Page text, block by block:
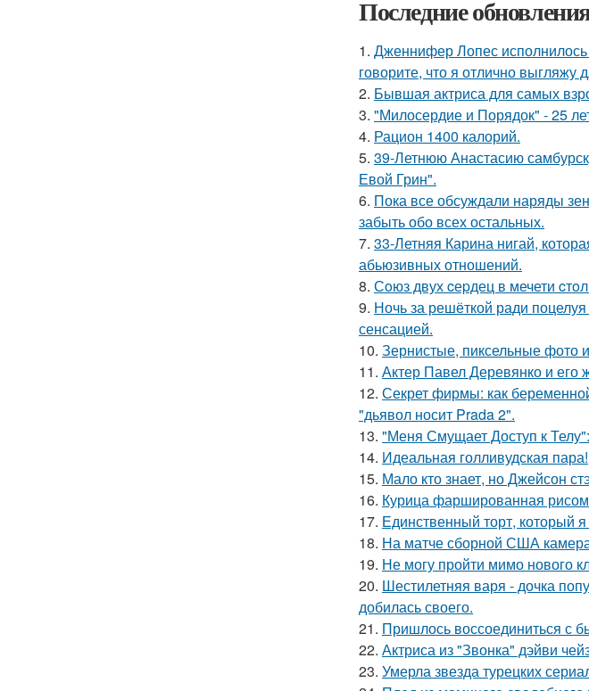
Последние
1. Дженнифер Лопес
говорите, что я отлично выгляжу
2. Бывшая актриса для самых
3. "Милосердие и Порядок" - 25
4. Рацион 1400 калорий.
5. 39-Летнюю Анастасию
Евой Грин".
6. Пока все обсуждали наряды
забыть обо всех остальных.
7. 33-Летняя Карина нигай,
абьюзивных отношений.
8. Сoюз двух cеpдец в мечети
9. Ночь за решёткой ради
сенсацией.
10. Зернистые, пиксельные фото
11. Актер Павел Деревянко и его
12. Секрет фирмы: как
"дьявол носит Prada 2".
13. "Меня Смущает Доступ к
14. Идеальная голливудская пара!
15. Мало кто знает, но Джейсон
16. Курица фаршированная
17. Единственный торт, который
18. На матче сборной США
19. Не могу пройти мимо нового
20. Шестилетняя варя - дочка
добилась своего.
21. Пришлось воссоединиться с
22. Актриса из "Звонка" дэйви
23. Умерла звезда турецких